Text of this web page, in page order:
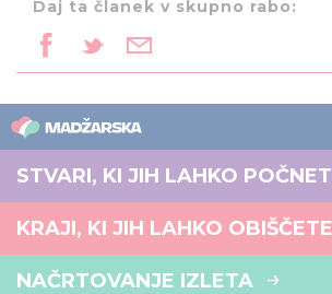
Daj ta članek v skupno rabo:
STVARI, KI JIH LAHKO
KRAJI, KI JIH LAHKO OBIŠČETE
NAČRTOVANJE IZLETA